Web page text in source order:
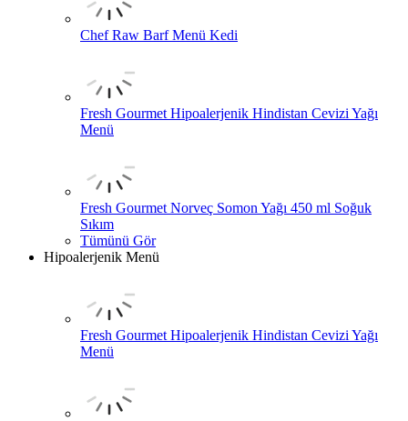
Chef Raw Barf Menü Kedi
Fresh Gourmet Hipoalerjenik Hindistan Cevizi Yağı
Menü
Fresh Gourmet Norveç Somon Yağı 450 ml Soğuk
Sıkım
Tümünü Gör
Hipoalerjenik Menü
Fresh Gourmet Hipoalerjenik Hindistan Cevizi Yağı
Menü